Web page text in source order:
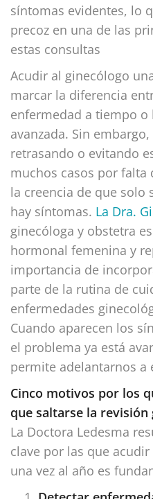
síntomas evidentes, lo
precoz en una de las
estas consultas
Acudir al ginecólogo
marcar la diferencia
enfermedad a tiempo o
avanzada. Sin
retrasando o evitando
muchos casos por
la creencia de que solo
hay síntomas. La Dra.
ginecóloga y obstetra
hormonal femenina y
importancia de
parte de la rutina de
enfermedades
Cuando aparecen los
el problema ya está
permite adelantarnos a
Cinco motivos por los
que saltarse la revisión
La Doctora Ledesma
clave por las que
una vez al año es